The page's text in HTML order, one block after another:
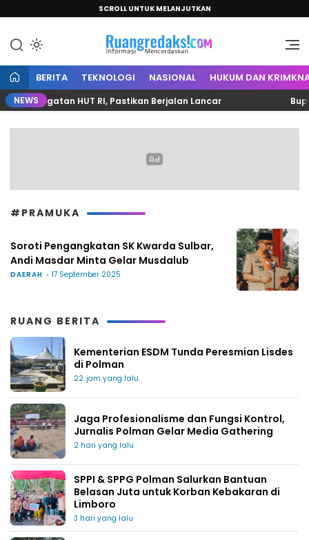
SCROLL UNTUK MELANJUTKAN
Ruang Redaksi
Informasi Mencerdaskan
BERITA TEKNOLOGI NASIONAL HUKUM DAN
NEWS
Peringatan HUT RI, Pastikan Berjalan Lancar
#PRAMUKA
Soroti Pengangkatan SK Kwarda Sulbar,
Andi Masdar Minta Gelar Musdalub
DAERAH 17 September 2025
RUANG BERITA
Kementerian ESDM Tunda Peresmian Lisdes
di Polman
22 jam yang lalu
Jaga Profesionalisme dan Fungsi Kontrol,
Jurnalis Polman Gelar Media Gathering
2 hari yang lalu
SPPI & SPPG Polman Salurkan Bantuan
Belasan Juta untuk Korban Kebakaran di
Limboro
3 hari yang lalu